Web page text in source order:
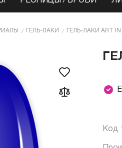
ГЕЛЬ-ЛАКИ ГЕЛЬ-ЛАКИ ART IN
Код